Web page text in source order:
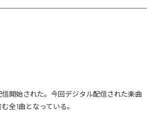
信開始された。今回デジタル配信された楽曲
む全1曲となっている。